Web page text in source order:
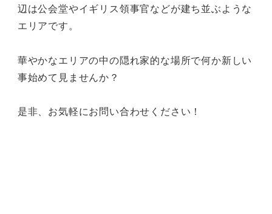
辺は公会堂やイギリス領事官などが建ち並ぶような
エリアです。
華やかなエリアの中の隠れ家的な場所で何か新しい
事始めて見ませんか？
是非、お気軽にお問い合わせください！